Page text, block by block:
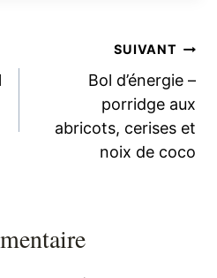
SUIVANT
Bol d’énergie –
porridge aux
abricots, cerises et
noix de coco